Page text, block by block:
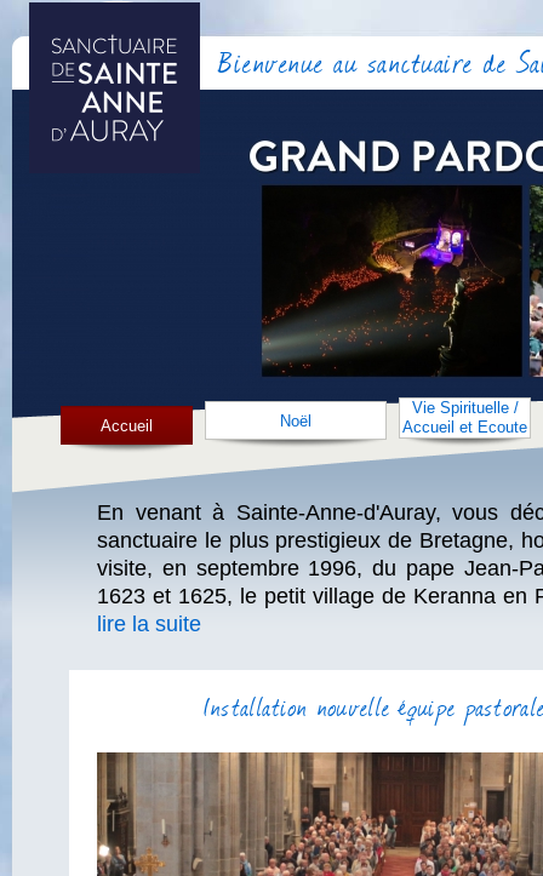
Bienvenue au sanctuaire de
Accueil Noël
Vie Spirituelle /
Accueil et Ecoute
En venant à Sainte-Anne-d'Auray, vous
sanctuaire le plus prestigieux de Bretagne,
visite, en septembre 1996, du pape Jean-
1623 et 1625, le petit village de Keranna en
lire la suite
Installation nouvelle équipe